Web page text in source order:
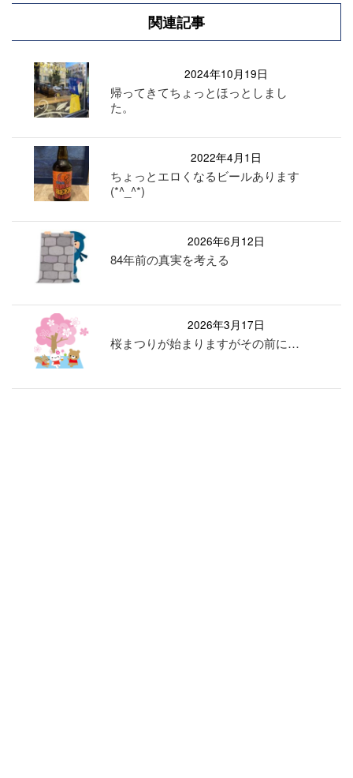
関連記事
2024年10月19日
帰ってきてちょっとほっとしまし
た。
2022年4月1日
ちょっとエロくなるビールあります
(*^_^*)
2026年6月12日
84年前の真実を考える
2026年3月17日
桜まつりが始まりますがその前に…